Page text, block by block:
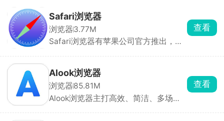
内、国际版。不光打字搜索，语音问
话、拍照搜题、识图翻译都支持，还有
AI助手可以帮你梳理资料。支持无痕模
式，能关闭搜索记录留存，保护隐私。
Safari浏览器
浏览器3.77M
Safari浏览器有苹果公司官方推出，本
定的上网。Safari浏览器界面简洁，没
有太多的广告弹窗，在搜索框一键查询
想要的资讯信息，自带书签功能可以保
存浏览页面，自动记录浏览记录，提供
查看
Alook浏览器
浏览器85.81M
Alook浏览器主打高效、简洁、多场景
查看